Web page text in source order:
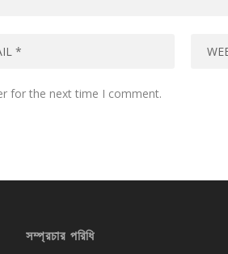
for the next time I comment.
সম্প্রচার পরিধি